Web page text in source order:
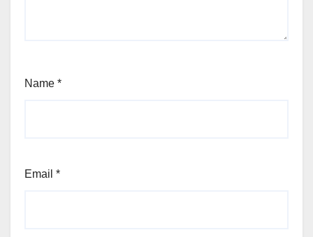
Name *
Email *